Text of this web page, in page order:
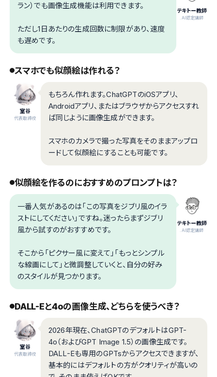
テキトー教師
.AI認定講師
ラン）でも画像生成機能は利用できます。
ただし1日あたりの生成回数に制限があり、速度
も遅めです。
スマホでも似顔絵は作れる？
室谷
代表取締役
もちろん作れます。ChatGPTのiOSアプリ、
Androidアプリ、またはブラウザからアクセスすれ
ば同じように画像生成ができます。
スマホのカメラで撮った写真をそのままアップロ
ードして似顔絵にすることも可能です。
似顔絵を作るのにおすすめのプロンプトは？
テキトー教師
.AI認定講師
一番人気があるのは「この写真をジブリ風のイラ
ストにしてください」ですね。迷ったらまずジブリ
風から試すのがおすすめです。
そこから「ピクサー風に変えて」「もっとシンプル
な線画にして」と微調整していくと、自分の好み
のスタイルが見つかります。
DALL-Eと4oの画像生成、どちらを使うべき？
室谷
代表取締役
2026年現在、ChatGPTのデフォルトはGPT-
4o（およびGPT Image 1.5）の画像生成です。
DALL-Eも専用のGPTsからアクセスできますが、
基本的にはデフォルトの方がクオリティが高いの